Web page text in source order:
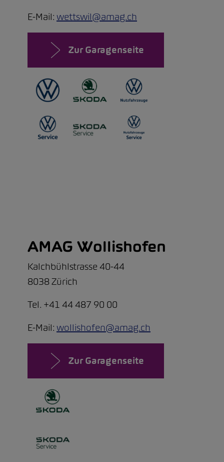
E-Mail: wettswil@amag.ch
Zur Garagenseite
AMAG Wollishofen
Kalchbühlstrasse 40-44
8038 Zürich
Tel. +41 44 487 90 00
E-Mail: wollishofen@amag.ch
Zur Garagenseite